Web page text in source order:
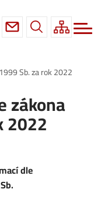
Sb. za rok 2022
zákona
2022
dle